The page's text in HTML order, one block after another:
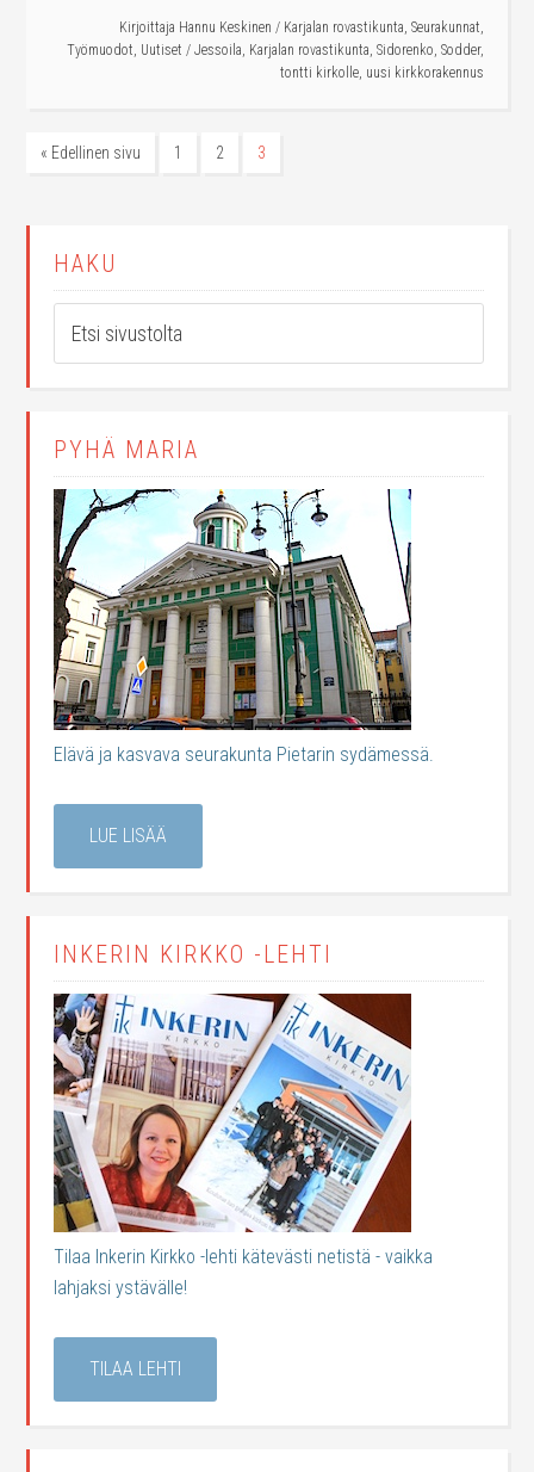
Kirjoittaja Hannu Keskinen / Karjalan rovastikunta, Seurakunnat,
Työmuodot, Uutiset / Jessoila, Karjalan rovastikunta, Sidorenko, Sodder,
tontti kirkolle, uusi kirkkorakennus
« Edellinen sivu 1 2 3
HAKU
PYHÄ MARIA
Elävä ja kasvava seurakunta Pietarin sydämessä.
LUE LISÄÄ
INKERIN KIRKKO -LEHTI
Tilaa Inkerin Kirkko -lehti kätevästi netistä - vaikka
lahjaksi ystävälle!
TILAA LEHTI